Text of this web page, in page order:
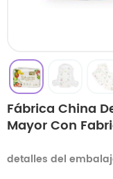
Fábrica China
Mayor Con
detalles del